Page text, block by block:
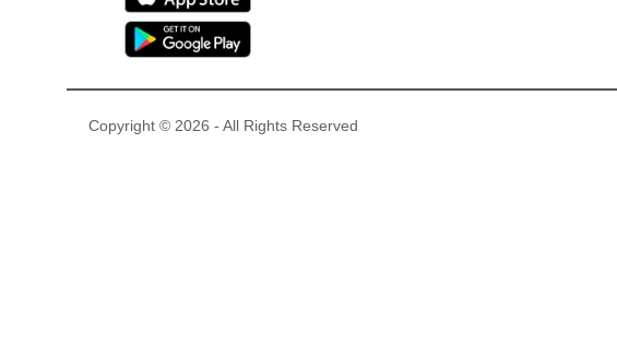
Copyright © 2026 - All Rights Reserved